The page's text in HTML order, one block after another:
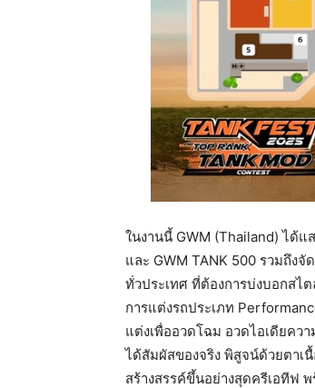
ในงานนี้ GWM (Thailand) ได้แ
และ GWM TANK 500 รวมถึง
ทั่วประเทศ ที่ต้องการบ่งบอกสไ
การแต่งรถประเภท
แต่งเพื่ออวดโฉม อวดไอเดียคว
ได้สัมผัสของจริง พิสูจน์ด้วยตาเ
สร้างสรรค์ขึ้นอย่างสุดครีเอทีฟ